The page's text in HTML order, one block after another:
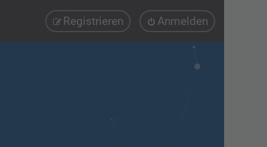
Anmelden
Registrieren